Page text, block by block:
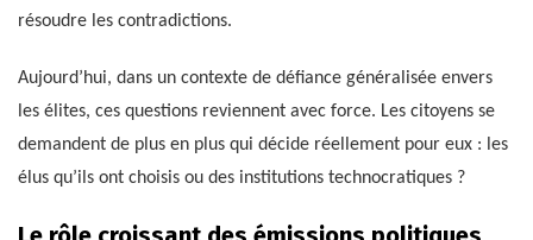
résoudre les contradictions.
Aujourd’hui, dans un contexte de défiance généralisée envers
les élites, ces questions reviennent avec force. Les citoyens se
demandent de plus en plus qui décide réellement pour eux : les
élus qu’ils ont choisis ou des institutions technocratiques ?